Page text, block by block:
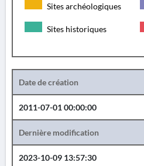
Sites archéologiques
Sites historiques
Date de création
2011-07-01 00:00:00
Dernière modification
2023-10-09 13:57:30